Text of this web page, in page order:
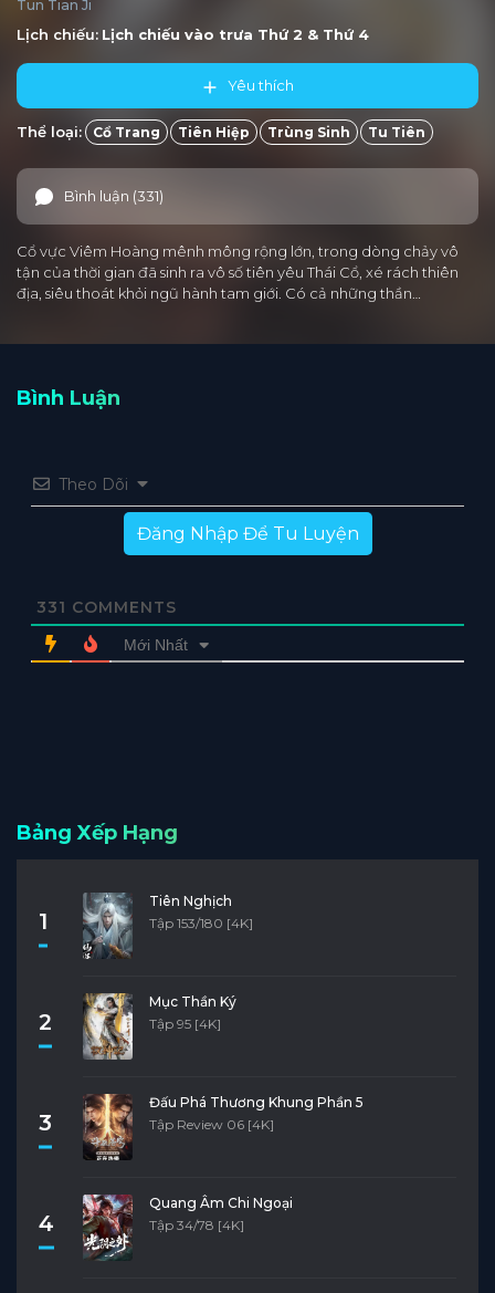
Tun Tian Ji
Lịch chiếu: Lịch chiếu vào trưa Thứ 2 & Thứ 4
Yêu thích
Thể loại: Cổ Trang Tiên Hiệp Trùng Sinh Tu Tiên
Bình luận (331)
Cổ vực Viêm Hoàng mênh mông rộng lớn, trong dòng chảy vô
tận của thời gian đã sinh ra vô số tiên yêu Thái Cổ, xé rách thiên
địa, siêu thoát khỏi ngũ hành tam giới. Có cả những thần…
Bình Luận
Theo Dõi
Đăng Nhập Để Tu Luyện
331 COMMENTS
Mới Nhất
Bảng Xếp Hạng
1
Tiên Nghịch
Tập 153/180 [4K]
2
Mục Thần Ký
Tập 95 [4K]
3
Đấu Phá Thương Khung Phần 5
Tập Review 06 [4K]
4
Quang Âm Chi Ngoại
Tập 34/78 [4K]